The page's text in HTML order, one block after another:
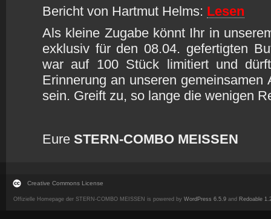
Bericht von Hartmut Helms: Lesen
Als kleine Zugabe könnt Ihr in
exklusiv für den 08.04. gefertigten
war auf 100 Stück limitiert und
Erinnerung an unseren
sein. Greift zu, so lange die wenigen
Eure STERN-COMBO MEISSEN
Creative Commons License
Offizielle Homepage der STERN-COMBO MEISSEN is powered by WordPress 6.5.9 and Redoable